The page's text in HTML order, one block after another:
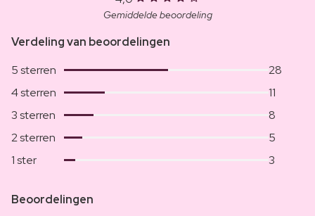
Gemiddelde beoordeling
Verdeling van beoordelingen
5 sterren
28
4 sterren
11
3 sterren
8
2 sterren
5
1 ster
3
Beoordelingen